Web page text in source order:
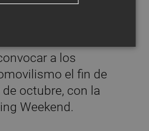
de Andrade ha
del fin de semana.
a los
el fin de
octubre, con la
Weekend.